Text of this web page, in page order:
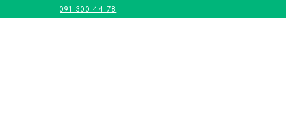
091 300 44 78